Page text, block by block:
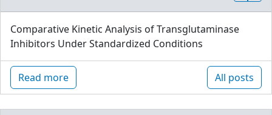
Comparative Kinetic Analysis of Transglutaminase
Inhibitors Under Standardized Conditions
Read more All posts